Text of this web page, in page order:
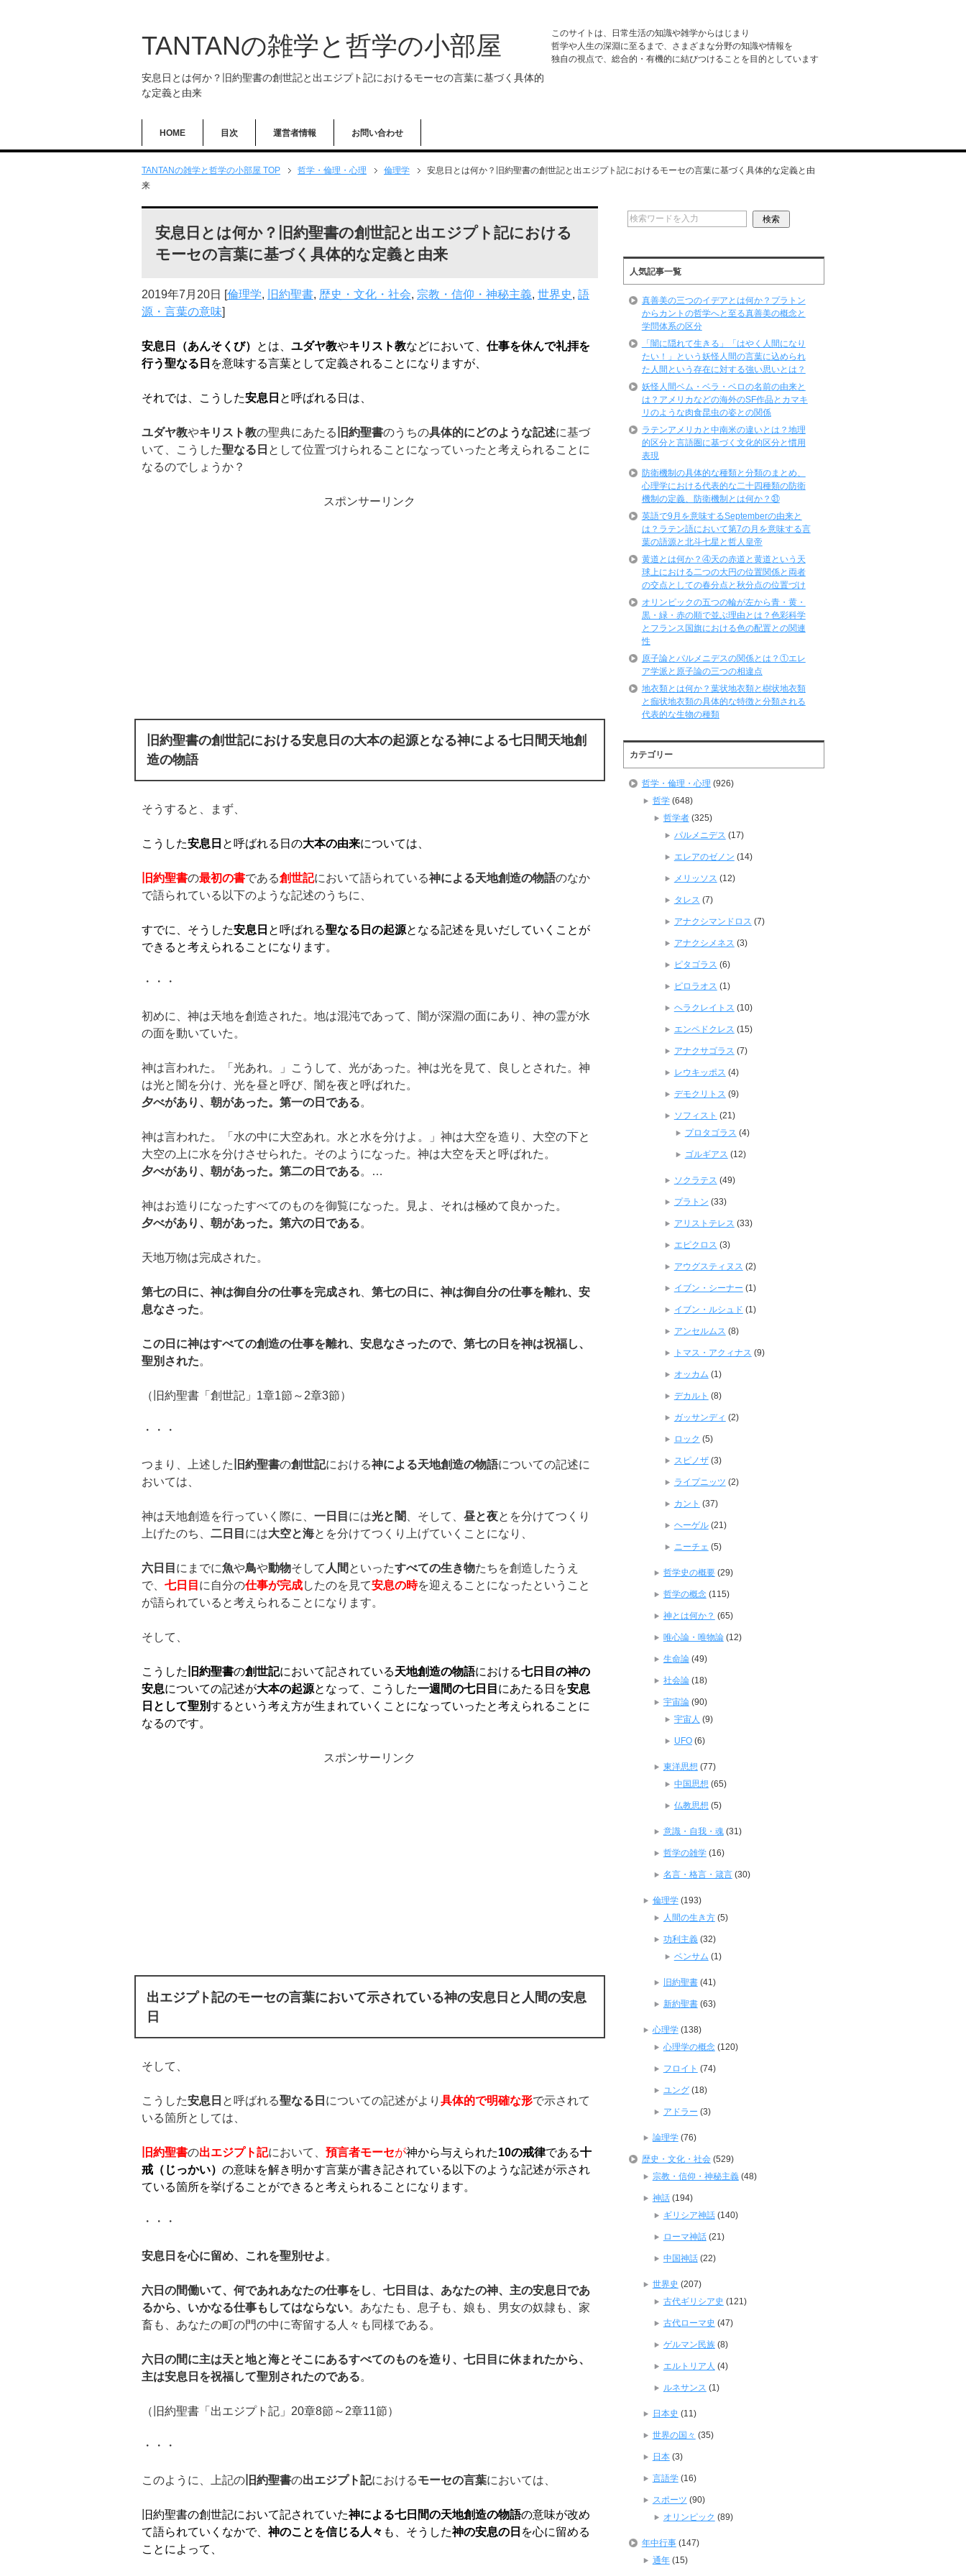
TANTANの雑学と哲学の小部屋
安息日とは何か？旧約聖書の創世記と出エジプト記におけるモーセの言葉に基づく具体的
な定義と由来
このサイトは、日常生活の知識や雑学からはじまり
哲学や人生の深淵に至るまで、さまざまな分野の知識や情報を
独自の視点で、総合的・有機的に結びつけることを目的としています
HOME 目次 運営者情報 お問い合わせ
TANTANの雑学と哲学の小部屋 TOP 哲学・倫理・心理 倫理学
安息日とは何か？旧約聖書の創世記と出エジプト記におけるモーセの言葉に基づく具体的な定義と由
来
安息日とは何か？旧約聖書の創世記と出エジプト記における
モーセの言葉に基づく具体的な定義と由来
2019年7月20日 [倫理学, 旧約聖書, 歴史・文化・社会, 宗教・信仰・神秘主義, 世界史, 語
源・言葉の意味]
安息日（あんそくび） とは、 ユダヤ教やキリスト教などにおいて、 仕事を休んで礼拝を
行う聖なる日 を意味する言葉として定義されることになりますが、
それでは、こうした安息日 と呼ばれる日は、
ユダヤ教やキリスト教の聖典にあたる 旧約聖書のうちの具体的にどのような記述に基づ
いて、こうした聖なる日 として位置づけられることになっていったと考えられることに
なるのでしょうか？
スポンサーリンク
旧約聖書の創世記における安息日の大本の起源となる神による七日間天地創
造の物語
そうすると、まず、
こうした安息日 と呼ばれる日の大本の由来については、
旧約聖書の最初の書である創世記において語られている神による天地創造の物語のなか
で語られている以下のような記述のうちに、
すでに、そうした安息日 と呼ばれる聖なる日の起源となる記述を見いだしていくことが
できると考えられることになります。
・・・
初めに、神は天地を創造された。地は混沌であって、闇が深淵の面にあり、神の霊が水
の面を動いていた。
神は言われた。「光あれ。」こうして、光があった。神は光を見て、良しとされた。神
は光と闇を分け、光を昼と呼び、闇を夜と呼ばれた。
夕べがあり、朝があった。第一の日である。
神は言われた。「水の中に大空あれ。水と水を分けよ。」神は大空を造り、大空の下と
大空の上に水を分けさせられた。そのようになった。神は大空を天と呼ばれた。
夕べがあり、朝があった。第二の日である。…
神はお造りになったすべてのものを御覧になった。見よ、それは極めて良かった。
夕べがあり、朝があった。第六の日である。
天地万物は完成された。
第七の日に、神は御自分の仕事を完成され
第七の日に、神は御自分の仕事を離れ、安
息なさった。
この日に神はすべての創造の仕事を離れ、安息なさったので、第七の日を神は祝福し、
聖別された。
（旧約聖書「創世記」1章1節～2章3節）
・・・
つまり、上述した 旧約聖書の創世記における神による天地創造の物語についての記述に
おいては、
神は天地創造を行っていく際に、 一日目 には光と闇 、そして、 昼と夜とを分けてつくり
上げたのち、 二日目 には大空と海とを分けてつくり上げていくことになり、
六日目 にまでに魚や鳥や動物そして 人間 といったすべての生き物たちを創造したうえ
で、 七日目 に自分の仕事が完成したのを見て安息の時を迎えることになったということ
が語られていると考えられることになります。
そして、
こうした 旧約聖書の創世記において記されている天地創造の物語における七日目の神の
安息についての記述が大本の起源となって、こうした一週間の七日目 にあたる日を安息
日として聖別するという考え方が生まれていくことになっていったと考えられることに
なるのです。
スポンサーリンク
出エジプト記のモーセの言葉において示されている神の安息日と人間の安息
日
そして、
こうした安息日 と呼ばれる聖なる日 についての記述がより 具体的で明確な形で示されて
いる箇所としては、
旧約聖書の出エジプト記において、 預言者モーセが神から与えられた10の戒律である十
戒（じっかい） の意味を解き明かす言葉が書き記されている以下のような記述が示され
ている箇所を挙げることができると考えられることになります。
・・・
安息日を心に留め、これを聖別せよ 。
六日の間働いて、何であれあなたの仕事をし
七日目は、あなたの神、主の安息日であ
るから、いかなる仕事もしてはならない。あなたも、息子も、娘も、男女の奴隷も、家
畜も、あなたの町の門の中に寄留する人々も同様である。
六日の間に主は天と地と海とそこにあるすべてのものを造り、七日目に休まれたから、
主は安息日を祝福して聖別されたのである。
（旧約聖書「出エジプト記」20章8節～2章11節）
・・・
このように、上記の 旧約聖書の出エジプト記におけるモーセの言葉においては、
旧約聖書の創世記において記されていた神による七日間の天地創造の物語の意味が改め
て語られていくなかで、神のことを信じる人々 も、そうした神の安息の日 を心に留める
ことによって、
人気記事一覧
真善美の三つのイデアとは何か？プラトン
からカントの哲学へと至る真善美の概念と
学問体系の区分
「闇に隠れて生きる」「はやく人間になり
たい！」という妖怪人間の言葉に込められ
た人間という存在に対する強い思いとは？
妖怪人間ベム・ベラ・ベロの名前の由来と
は？アメリカなどの海外のSF作品とカマキ
リのような肉食昆虫の姿との関係
ラテンアメリカと中南米の違いとは？地理
的区分と言語圏に基づく文化的区分と慣用
表現
防衛機制の具体的な種類と分類のまとめ、
心理学における代表的な二十四種類の防衛
機制の定義、防衛機制とは何か？㉛
英語で9月を意味するSeptemberの由来と
は？ラテン語において第7の月を意味する言
葉の語源と北斗七星と哲人皇帝
黄道とは何か？④天の赤道と黄道という天
球上における二つの大円の位置関係と両者
の交点としての春分点と秋分点の位置づけ
オリンピックの五つの輪が左から青・黄・
黒・緑・赤の順で並ぶ理由とは？色彩科学
とフランス国旗における色の配置との関連
性
原子論とパルメニデスの関係とは？①エレ
ア学派と原子論の三つの相違点
地衣類とは何か？葉状地衣類と樹状地衣類
と痂状地衣類の具体的な特徴と分類される
代表的な生物の種類
カテゴリー
哲学・倫理・心理 (926)
哲学(648)
哲学者(325)
パルメニデス (17)
エレアのゼノン (14)
メリッソス (12)
タレス (7)
アナクシマンドロス (7)
アナクシメネス (3)
ピタゴラス (6)
ピロラオス (1)
ヘラクレイトス (10)
エンペドクレス (15)
アナクサゴラス (7)
レウキッポス (4)
デモクリトス (9)
ソフィスト (21)
プロタゴラス (4)
ゴルギアス (12)
ソクラテス (49)
プラトン (33)
アリストテレス (33)
エピクロス (3)
アウグスティヌス (2)
イブン・シーナー (1)
イブン・ルシュド (1)
アンセルムス (8)
トマス・アクィナス (9)
オッカム (1)
デカルト (8)
ガッサンディ (2)
ロック (5)
スピノザ(3)
ライプニッツ (2)
カント (37)
ヘーゲル(21)
ニーチェ (5)
哲学史の概要(29)
哲学の概念(115)
神とは何か？ (65)
唯心論・唯物論(12)
生命論(49)
社会論(18)
宇宙論(90)
宇宙人 (9)
UFO(6)
東洋思想 (77)
中国思想 (65)
仏教思想 (5)
意識・自我・魂(31)
哲学の雑学(16)
名言・格言・箴言(30)
倫理学(193)
人間の生き方(5)
功利主義(32)
ベンサム (1)
旧約聖書(41)
新約聖書(63)
心理学(138)
心理学の概念(120)
フロイト (74)
ユング(18)
アドラー (3)
論理学(76)
歴史・文化・社会(529)
宗教・信仰・神秘主義(48)
神話(194)
ギリシア神話(140)
ローマ神話(21)
中国神話(22)
世界史 (207)
古代ギリシア史 (121)
古代ローマ史 (47)
ゲルマン民族(8)
エルトリア人 (4)
ルネサンス (1)
日本史 (11)
世界の国々 (35)
日本(3)
言語学(16)
スポーツ (90)
オリンピック (89)
年中行事(147)
通年(15)